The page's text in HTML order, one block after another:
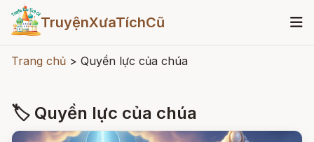
TruyệnXưaTíchCũ
Trang chủ > Quyền lực của chúa
🏷 Quyền lực của chúa